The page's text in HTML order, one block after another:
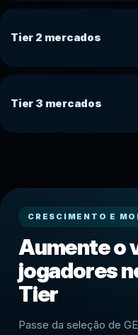
Tier 2 mercados
Tier 3 mercados
CRESCIMENTO E
Aumente o
jogadores
Tier
Passe da seleção de